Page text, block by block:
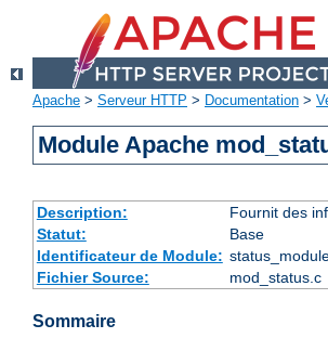
Apache > Serveur HTTP > Documentation >
Module Apache
Description:
Fournit des
Statut:
Base
Identificateur de Module:
Fichier Source:
mod_status.c
Sommaire